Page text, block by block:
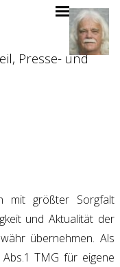
Menü
Presse- und
mit größter Sorgfalt
und Aktualität der
übernehmen. Als
TMG für eigene